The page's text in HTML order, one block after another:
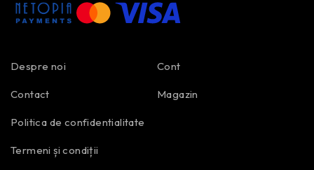
Despre noi
Contact
Politica de confidentialitate
Termeni și condiții
Cont
Magazin